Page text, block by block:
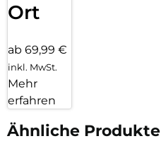
Ort
ab 69,99 €
inkl. MwSt.
Mehr
erfahren
Ähnliche Produkte